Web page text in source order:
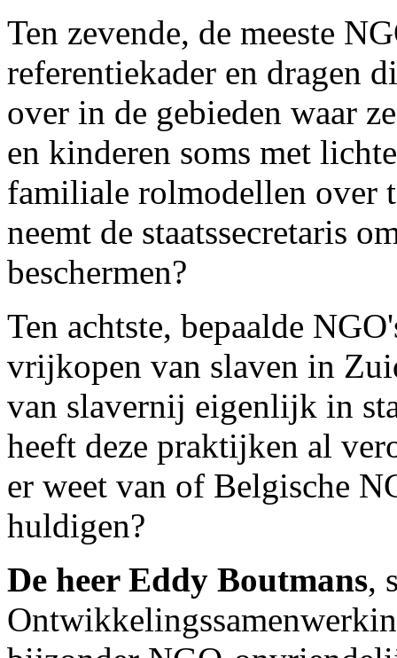
Ten zevende, de meeste
referentiekader en dragen
over in de gebieden waar
en kinderen soms met
familiale rolmodellen over
neemt de staatssecretaris
beschermen?
Ten achtste, bepaalde
vrijkopen van slaven in
van slavernij eigenlijk in
heeft deze praktijken al
er weet van of Belgische
huldigen?
De heer Eddy Boutmans,